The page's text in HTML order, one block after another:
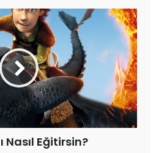
Nasıl Eğitirsin?